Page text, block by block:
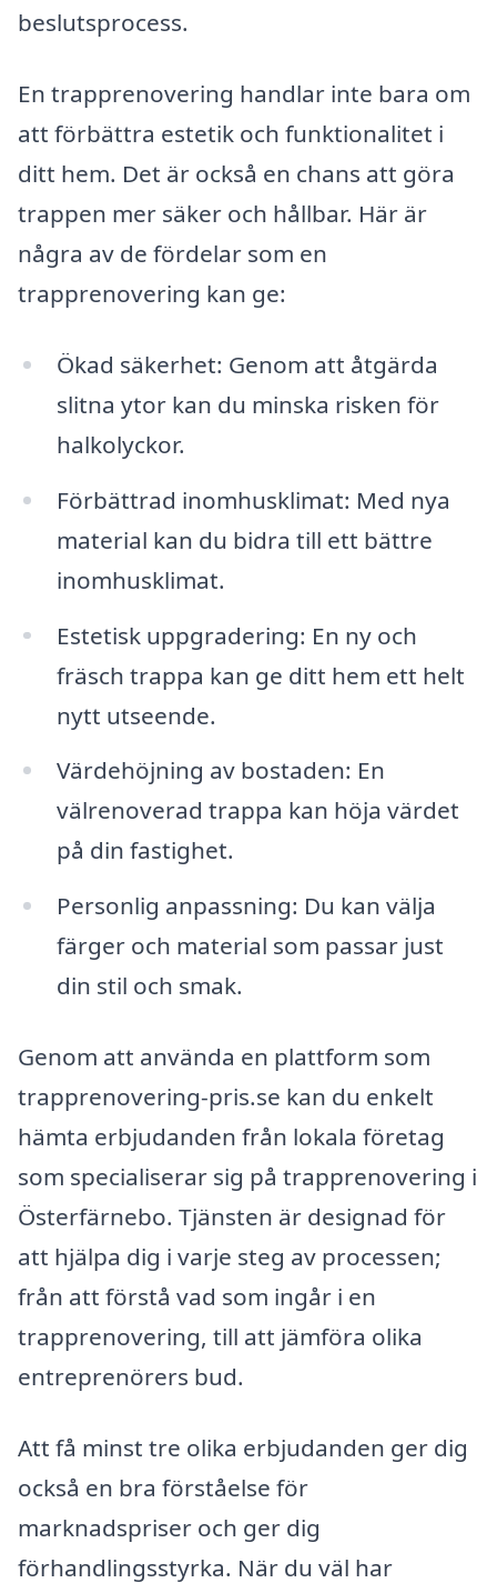
beslutsprocess.
En trapprenovering handlar inte bara om
att förbättra estetik och funktionalitet i
ditt hem. Det är också en chans att göra
trappen mer säker och hållbar. Här är
några av de fördelar som en
trapprenovering kan ge:
Ökad säkerhet: Genom att åtgärda
slitna ytor kan du minska risken för
halkolyckor.
Förbättrad inomhusklimat: Med nya
material kan du bidra till ett bättre
inomhusklimat.
Estetisk uppgradering: En ny och
fräsch trappa kan ge ditt hem ett helt
nytt utseende.
Värdehöjning av bostaden: En
välrenoverad trappa kan höja värdet
på din fastighet.
Personlig anpassning: Du kan välja
färger och material som passar just
din stil och smak.
Genom att använda en plattform som
trapprenovering-pris.se kan du enkelt
hämta erbjudanden från lokala företag
som specialiserar sig på trapprenovering i
Österfärnebo. Tjänsten är designad för
att hjälpa dig i varje steg av processen;
från att förstå vad som ingår i en
trapprenovering, till att jämföra olika
entreprenörers bud.
Att få minst tre olika erbjudanden ger dig
också en bra förståelse för
marknadspriser och ger dig
förhandlingsstyrka. När du väl har